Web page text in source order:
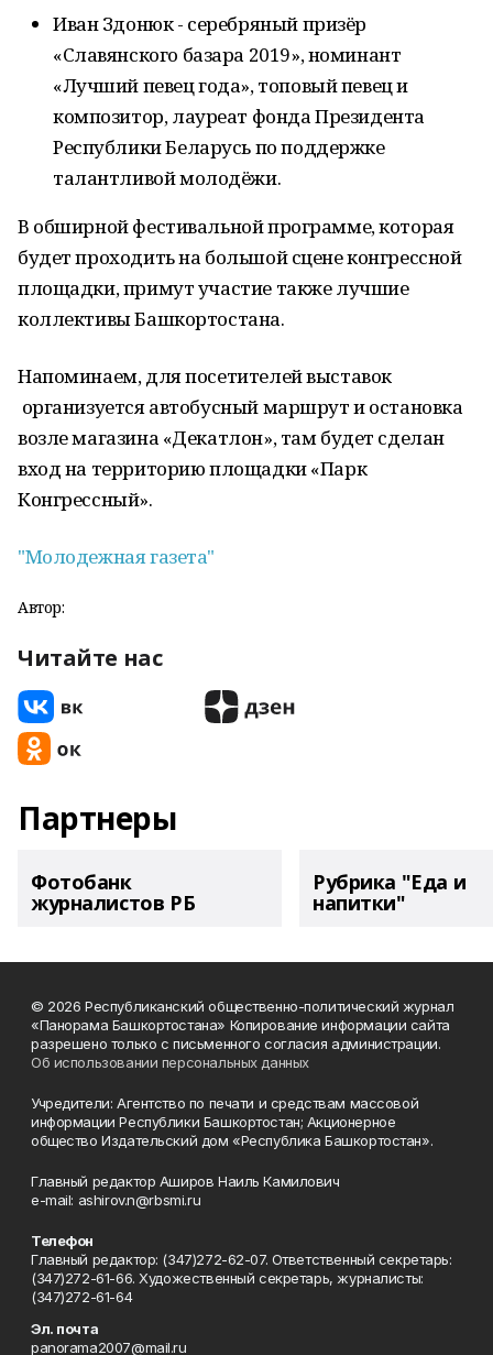
Иван Здонюк - серебряный призёр
«Славянского базара 2019», номинант
«Лучший певец года», топовый певец и
композитор, лауреат фонда Президента
Республики Беларусь по поддержке
талантливой молодёжи.
В обширной фестивальной программе, которая
будет проходить на большой сцене конгрессной
площадки, примут участие также лучшие
коллективы Башкортостана.
Напоминаем, для посетителей выставок
организуется автобусный маршрут и остановка
возле магазина «Декатлон», там будет сделан
вход на территорию площадки «Парк
Конгрессный».
"Молодежная газета"
Автор:
Читайте нас
Партнеры
Фотобанк
журналистов РБ
Рубрика "Еда и
напитки"
© 2026 Республиканский общественно-политический журнал
«Панорама Башкортостана» Копирование информации сайта
разрешено только с письменного согласия администрации.
Об использовании персональных данных
Учредители: Агентство по печати и средствам массовой
информации Республики Башкортостан; Акционерное
общество Издательский дом «Республика Башкортостан».
Главный редактор Аширов Наиль Камилович
e-mail: ashirov.n@rbsmi.ru
Телефон
Главный редактор: (347)272-62-07. Ответственный секретарь:
(347)272-61-66. Художественный секретарь, журналисты:
(347)272-61-64
Эл. почта
panorama2007@mail.ru